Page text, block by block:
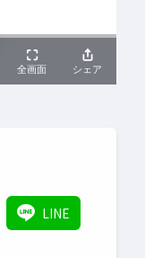
LINE